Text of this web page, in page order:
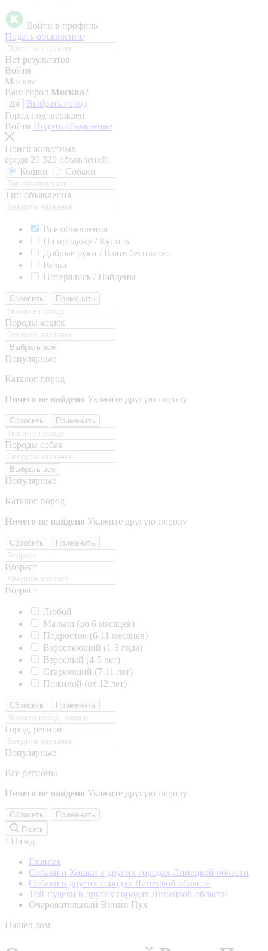
Войти в профиль
Подать объявление
Нет результатов
Войти
Москва
Ваш город Москва?
Да
Выбрать город
Город подтверждён
Войти Подать объявление
Поиск животных
среди 20 329 объявлений
Кошки
Собаки
Тип объявления
Все объявления
На продажу / Купить
Добрые руки / Взять бесплатно
Вязка
Потерялись / Найдены
Сбросить Применить
Породы кошек
Выбрать все
Популярные
Каталог пород
Ничего не найдено Укажите другую породу
Сбросить Применить
Породы собак
Выбрать все
Популярные
Каталог пород
Ничего не найдено Укажите другую породу
Сбросить Применить
Возраст
Возраст
Любой
Малыш (до 6 месяцев)
Подросток (6-11 месяцев)
Взрослеющий (1-3 года)
Взрослый (4-6 лет)
Стареющий (7-11 лет)
Пожилой (от 12 лет)
Сбросить Применить
Город, регион
Популярные
Все регионы
Ничего не найдено Укажите другую породу
Сбросить
Применить
Поиск
Назад
Главная
Собаки и Кошки в других городах Липецкой области
Собаки в других городах Липецкой области
Той-пудели в других городах Липецкой области
Очаровательный Винни Пух
Нашел дом